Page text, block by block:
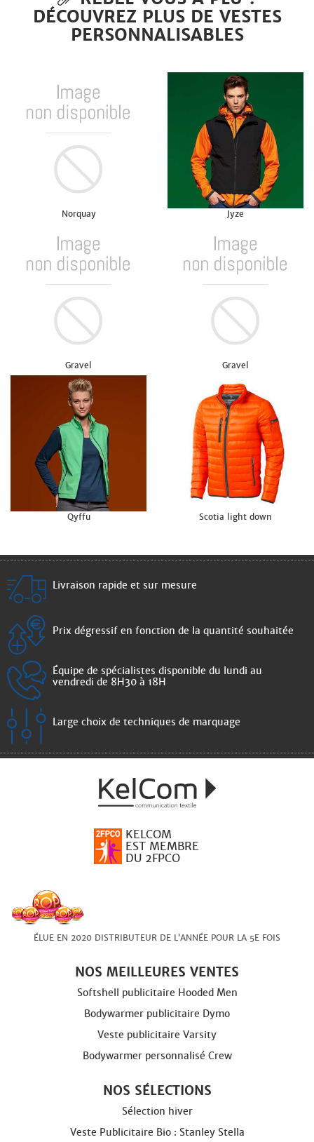
DÉCOUVREZ PLUS DE VESTES
PERSONNALISABLES
Norquay Jyze
Gravel Gravel
Qyffu Scotia light down
Livraison rapide et sur mesure
Prix dégressif en fonction de la quantité souhaitée
Équipe de spécialistes disponible du lundi au
vendredi de 8H30 à 18H
Large choix de techniques de marquage
KELCOM
EST MEMBRE
DU 2FPCO
ÉLUE EN 2020 DISTRIBUTEUR DE L’ANNÉE POUR LA 5E FOIS
NOS MEILLEURES VENTES
Softshell publicitaire Hooded Men
Bodywarmer publicitaire Dymo
Veste publicitaire Varsity
Bodywarmer personnalisé Crew
NOS SÉLECTIONS
Sélection hiver
Veste Publicitaire Bio : Stanley Stella